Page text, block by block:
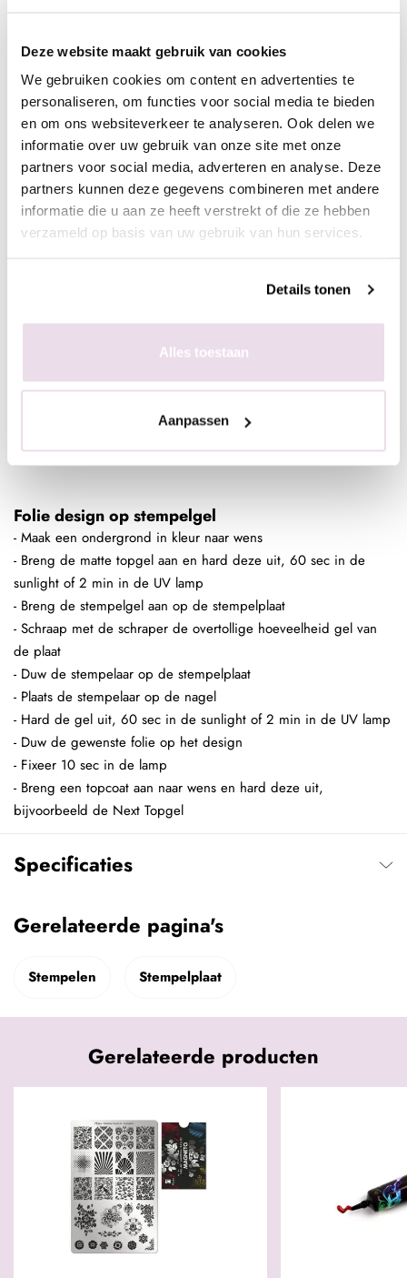
Deze website maakt gebruik van cookies
We gebruiken cookies om content en advertenties te
personaliseren, om functies voor social media te bieden
en om ons websiteverkeer te analyseren. Ook delen we
informatie over uw gebruik van onze site met onze
partners voor social media, adverteren en analyse. Deze
partners kunnen deze gegevens combineren met andere
informatie die u aan ze heeft verstrekt of die ze hebben
verzameld op basis van uw gebruik van hun services.
Details tonen
Alles toestaan
Aanpassen
- Breng een topcoat aan naar wens en hard deze uit,
bijvoorbeeld de Next Topgel
Ingepoetst met pigmenten
- Maak een ondergrond in kleur naar wens
- Breng de matte topgel aan en hard deze uit, 60 sec in de
sunlight of 2 min in de UV lamp
- Breng de stempelgel aan op de stempelplaat
- Plaats de stempelaar op de nagel
- Hard de gel uit, 60 sec in de sunlight of 2 min in de UV lamp
van de stempelgel
- Fixeer 10 sec in de lamp
- Breng een topcoat aan naar wens en hard deze uit,
bijvoorbeeld de Next Topgel
Folie design op stempelgel
- Maak een ondergrond in kleur naar wens
- Breng de matte topgel aan en hard deze uit, 60 sec in de
sunlight of 2 min in de UV lamp
- Breng de stempelgel aan op de stempelplaat
- Schraap met de schraper de overtollige hoeveelheid gel van
de plaat
- Duw de stempelaar op de stempelplaat
- Plaats de stempelaar op de nagel
- Hard de gel uit, 60 sec in de sunlight of 2 min in de UV lamp
- Duw de gewenste folie op het design
- Fixeer 10 sec in de lamp
- Breng een topcoat aan naar wens en hard deze uit,
bijvoorbeeld de Next Topgel
Specificaties
Gerelateerde pagina's
Stempelen Stempelplaat
Gerelateerde producten